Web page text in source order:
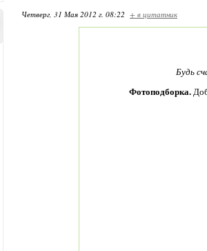
Четверг, 31 Мая 2012 г. 08:22 + в цитатник
Будь
Фотоподборка.